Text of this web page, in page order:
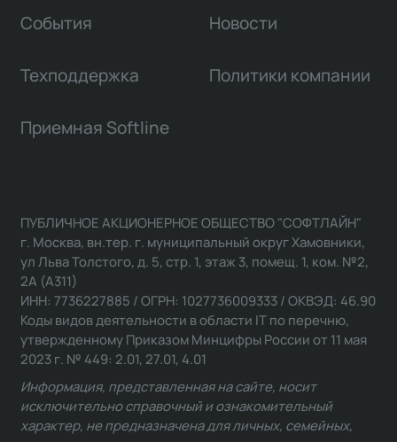
События Новости
Техподдержка Политики компании
Приемная Softline
ПУБЛИЧНОЕ АКЦИОНЕРНОЕ ОБЩЕСТВО "СОФТЛАЙН"
г. Москва, вн.тер. г. муниципальный округ Хамовники,
ул Льва Толстого, д. 5, стр. 1, этаж 3, помещ. 1, ком. №2,
2А (А311)
ИНН: 7736227885 / ОГРН: 1027736009333 / ОКВЭД: 46.90
Коды видов деятельности в области IT по перечню,
утвержденному Приказом Минцифры России от 11 мая
2023 г. № 449: 2.01, 27.01, 4.01
Информация, представленная на сайте, носит
исключительно справочный и ознакомительный
характер, не предназначена для личных, семейных,